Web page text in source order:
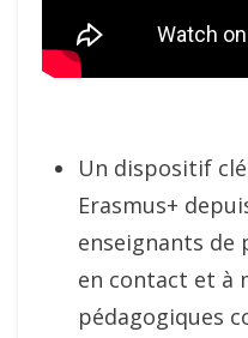
Un dispositif
Erasmus+
enseignants de
en contact et à
pédagogiques